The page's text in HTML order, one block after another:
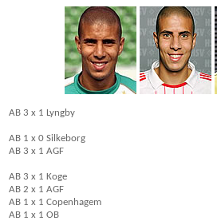
AB 3 x 1 Lyngby
AB 1 x 0 Silkeborg
AB 3 x 1 AGF
AB 3 x 1 Koge
AB 2 x 1 AGF
AB 1 x 1 Copenhagem
AB 1 x 1 OB